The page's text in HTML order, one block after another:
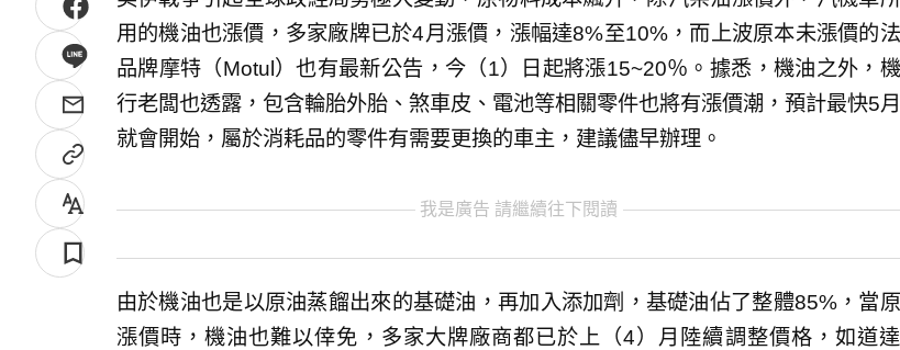
用的機油也漲價，多家廠牌已於4月漲價，漲幅達8%至10%，而上波原本未漲價的
品牌摩特（Motul）也有最新公告，今（1）日起將漲15~20％。據悉，機油之外，
行老闆也透露，包含輪胎外胎、煞車皮、電池等相關零件也將有漲價潮，預計最快5
就會開始，屬於消耗品的零件有需要更換的車主，建議儘早辦理。
我是廣告 請繼續往下閱讀
由於機油也是以原油蒸餾出來的基礎油，再加入添加劑，基礎油佔了整體85%，當
漲價時，機油也難以倖免，多家大牌廠商都已於上（4）月陸續調整價格，如道